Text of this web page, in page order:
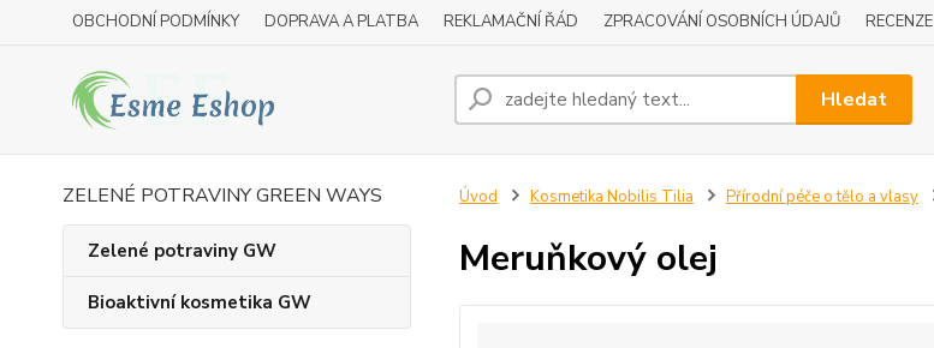
OBCHODNÍ PODMÍNKY DOPRAVA A PLATBA REKLAMAČNÍ ŘÁD ZPRACOVÁNÍ OSOBNÍCH ÚDAJŮ RECENZE
Hledat
ZELENÉ POTRAVINY GREEN WAYS
Zelené potraviny GW
Bioaktivní kosmetika GW
Úvod Kosmetika Nobilis Tilia Přírodní péče o tělo a vlasy
Meruňkový olej